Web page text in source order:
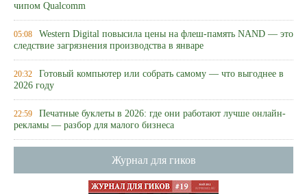
чипом Qualcomm
05:08 Western Digital повысила цены на флеш-память NAND — это
следствие загрязнения производства в январе
20:32 Готовый компьютер или собрать самому — что выгоднее в
2026 году
22:59 Печатные буклеты в 2026: где они работают лучше онлайн-
рекламы — разбор для малого бизнеса
Журнал для гиков